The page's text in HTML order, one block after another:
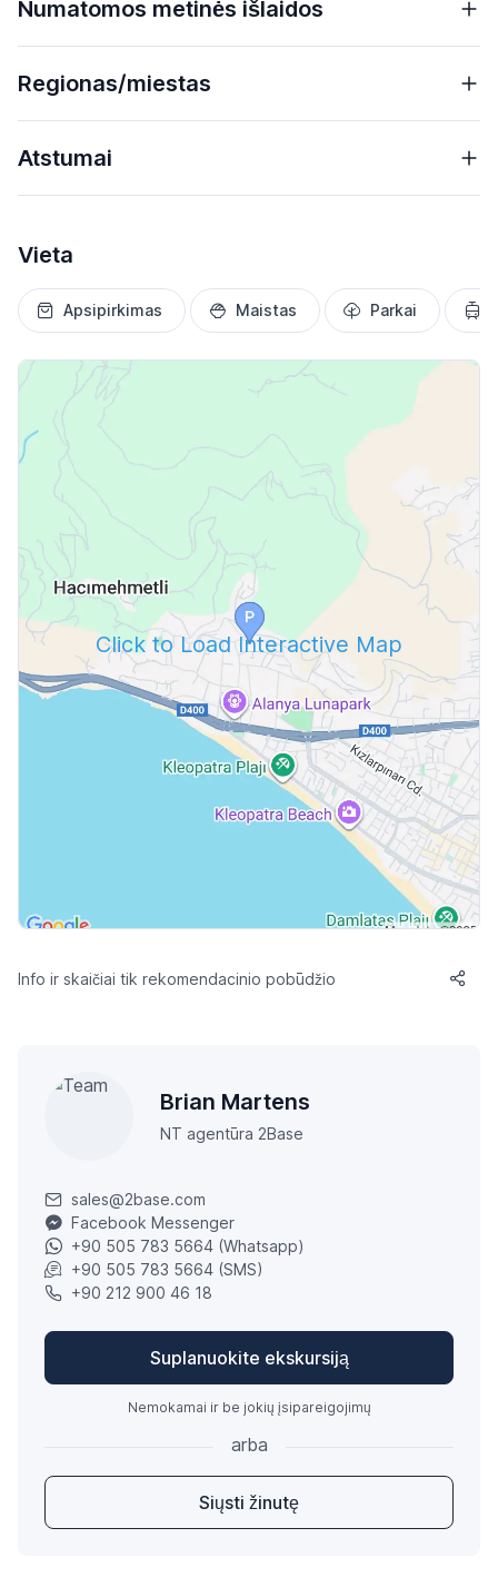
Numatomos metinės išlaidos
Regionas/miestas
Atstumai
Vieta
Apsipirkimas Maistas Parkai
Click to Load Interactive Map
Info ir skaičiai tik rekomendacinio pobūdžio
Brian Martens
NT agentūra 2Base
sales@2base.com
Facebook Messenger
+90 505 783 5664 (Whatsapp)
+90 505 783 5664 (SMS)
+90 212 900 46 18
Suplanuokite ekskursiją
Nemokamai ir be jokių įsipareigojimų
arba
Siųsti žinutę